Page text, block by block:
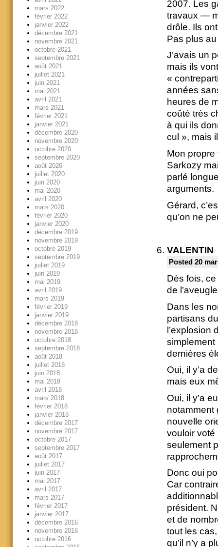
2007. Les
travaux —
drôle. Ils
Pas plus
J’avais un
mais ils
«
années
heures de
coûté très
à qui ils
cul », mais
Mon propre
Sarkozy
parlé
arguments.
Gérard,
qu’on ne
VALENTIN
Posted 20
Dès fois, ce
de
Dans les
partisans
l’explosion
simplement
dernières
Oui, il y’a
mais eux
Oui, il y’a
notamment
nouvelle
vouloir voté
seulement
Donc oui
Car
président.
et de
tout les
qu’il n’y a
mars 2022
février 2022
janvier 2022
décembre 2021
novembre 2021
octobre 2021
septembre 2021
août 2021
juillet 2021
juin 2021
mai 2021
avril 2021
mars 2021
février 2021
janvier 2021
décembre 2020
novembre 2020
octobre 2020
septembre 2020
août 2020
juillet 2020
juin 2020
mai 2020
avril 2020
mars 2020
février 2020
janvier 2020
décembre 2019
novembre 2019
octobre 2019
septembre 2019
juillet 2019
juin 2019
mai 2019
avril 2019
mars 2019
février 2019
janvier 2019
décembre 2018
novembre 2018
octobre 2018
septembre 2018
août 2018
juillet 2018
juin 2018
mai 2018
avril 2018
mars 2018
février 2018
janvier 2018
décembre 2017
novembre 2017
octobre 2017
septembre 2017
août 2017
juillet 2017
juin 2017
mai 2017
avril 2017
mars 2017
février 2017
janvier 2017
décembre 2016
novembre 2016
octobre 2016